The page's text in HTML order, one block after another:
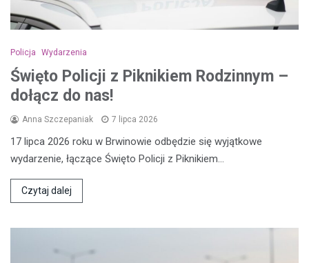
Policja Wydarzenia
Święto Policji z Piknikiem Rodzinnym –
dołącz do nas!
Anna Szczepaniak 7 lipca 2026
17 lipca 2026 roku w Brwinowie odbędzie się wyjątkowe
wydarzenie, łączące Święto Policji z Piknikiem…
Czytaj dalej